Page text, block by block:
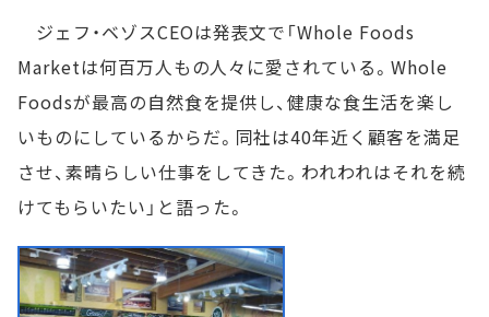
ジェフ・ベゾスCEOは発表文で「Whole Foods
Marketは何百万人もの人々に愛されている。Whole
Foodsが最高の自然食を提供し、健康な食生活を楽し
いものにしているからだ。同社は40年近く顧客を満足
させ、素晴らしい仕事をしてきた。われわれはそれを続
けてもらいたい」と語った。